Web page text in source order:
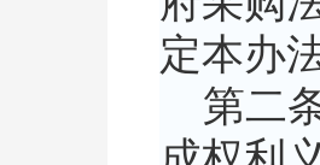
定本办
第二